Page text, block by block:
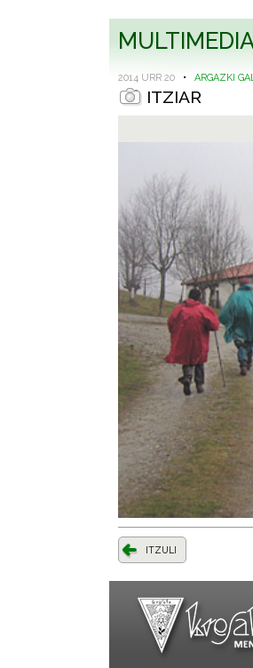
2014 URR 20 • ARGAZKI
ITZIAR
ITZULI